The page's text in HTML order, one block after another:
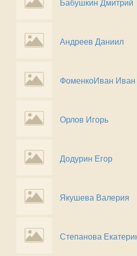
Бабушкин Дмитрий
Андреев Даниил
ФоменкоИван
Орлов Игорь
Додурин Егор
Якушева Валерия
Степанова